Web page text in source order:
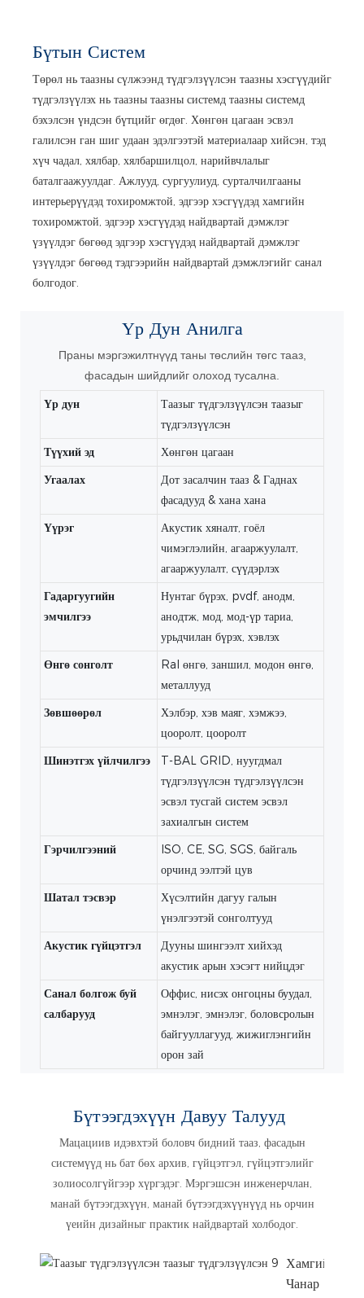
Бүтын Систем
Төрөл нь таазны сүлжээнд түдгэлзүүлсэн таазны хэсгүүдийг
түдгэлзүүлэх нь таазны таазны системд таазны системд
бэхэлсэн үндсэн бүтцийг өгдөг. Хөнгөн цагаан эсвэл
галилсэн ган шиг удаан эдэлгээтэй материалаар хийсэн, тэд
хүч чадал, хялбар, хялбаршилцол, нарийвчлалыг
баталгаажуулдаг. Ажлууд, сургуулиуд, сурталчилгааны
интерьерүүдэд тохиромжтой, эдгээр хэсгүүдэд хамгийн
тохиромжтой, эдгээр хэсгүүдэд найдвартай дэмжлэг
үзүүлдэг бөгөөд эдгээр хэсгүүдэд найдвартай дэмжлэг
үзүүлдэг бөгөөд тэдгээрийн найдвартай дэмжлэгийг санал
болгодог.
Үр Дун Анилга
Праны мэргэжилтнүүд таны төслийн төгс тааз,
фасадын шийдлийг олоход тусална.
Үр дун
Таазыг түдгэлзүүлсэн таазыг
түдгэлзүүлсэн
Түүхий эд
Хөнгөн цагаан
Угаалах
Дот засалчин тааз & Гаднах
фасадууд & хана хана
Үүрэг
Акустик хяналт, гоёл
чимэглэлийн, агааржуулалт,
агааржуулалт, сүүдэрлэх
Гадаргуугийн
эмчилгээ
Нунтаг бүрэх, pvdf, анодм,
анодтж, мод, мод-үр тариа,
урьдчилан бүрэх, хэвлэх
Өнгө сонголт
Ral өнгө, заншил, модон өнгө,
металлууд
Зөвшөөрөл
Хэлбэр, хэв маяг, хэмжээ,
цооролт, цооролт
Шинэтгэх үйлчилгээ
T-BAL GRID, нуугдмал
түдгэлзүүлсэн түдгэлзүүлсэн
эсвэл тусгай систем эсвэл
захиалгын систем
Гэрчилгээний
ISO, CE, SG, SGS, байгаль
орчинд ээлтэй цув
Шатал тэсвэр
Хүсэлтийн дагуу галын
үнэлгээтэй сонголтууд
Акустик гүйцэтгэл
Дууны шингээлт хийхэд
акустик арын хэсэгт нийцдэг
Санал болгож буй
салбарууд
Оффис, нисэх онгоцны буудал,
эмнэлэг, эмнэлэг, боловсролын
байгууллагууд, жижиглэнгийн
орон зай
Бүтээгдэхүүн Давуу Талууд
Мацациив идэвхтэй боловч бидний тааз, фасадын
системүүд нь бат бөх архив, гүйцэтгэл, гүйцэтгэлийг
золиосолгүйгээр хүргэдэг. Мэргэшсэн инженерчлан,
манай бүтээгдэхүүн, манай бүтээгдэхүүнүүд нь орчин
үеийн дизайныг практик найдвартай холбодог.
Хамгийн
Чанар